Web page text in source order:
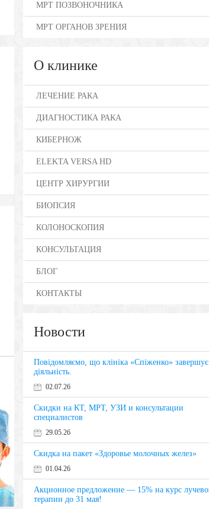
МРТ ПОЗВОНОЧНИКА
МРТ ОРГАНОВ ЗРЕНИЯ
О клинике
ЛЕЧЕНИЕ РАКА
ДИАГНОСТИКА РАКА
КИБЕРНОЖ
ELEKTA VERSA HD
ЦЕНТР ХИРУРГИИ
БИОПСИЯ
КОЛОНОСКОПИЯ
КОНСУЛЬТАЦИЯ
БЛОГ
КОНТАКТЫ
Новости
Повідомляємо, що клініка «Спіженко»
діяльність.
02.07.26
Скидки на КТ, МРТ, УЗИ и консультации
специалистов
29.05.26
Скидка на пакет «Здоровье молочных желез»
01.04.26
Акционное предложение — 15% на курс
терапии до 31 мая!